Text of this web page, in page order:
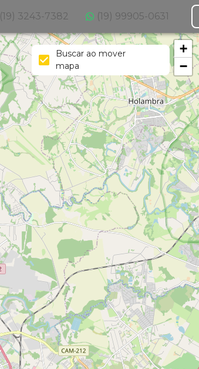
(19) 3243-7382 (19) 99905-0631
+
−
Buscar ao mover
mapa